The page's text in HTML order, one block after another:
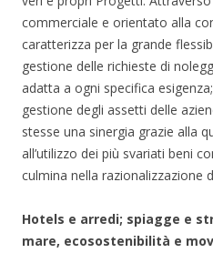
commerciale e orientato alla
caratterizza per la grande
gestione delle richieste di
adatta a ogni specifica
gestione degli assetti delle
stesse una sinergia grazie alla
all’utilizzo dei più svariati beni
culmina nella razionalizzazione
Hotels e arredi; spiagge e
mare, ecosostenibilità e